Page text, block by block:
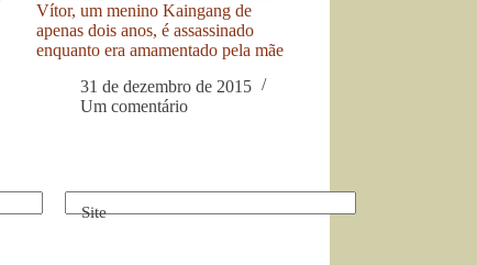
Vítor, um menino Kaingang de
apenas dois anos, é assassinado
enquanto era amamentado pela mãe
31 de dezembro de 2015
Um comentário
Site